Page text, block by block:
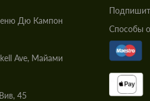
Дю Кампон
Ave, Майами
45
Cпособы